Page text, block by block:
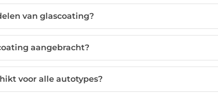
van glascoating?
aangebracht?
voor alle autotypes?